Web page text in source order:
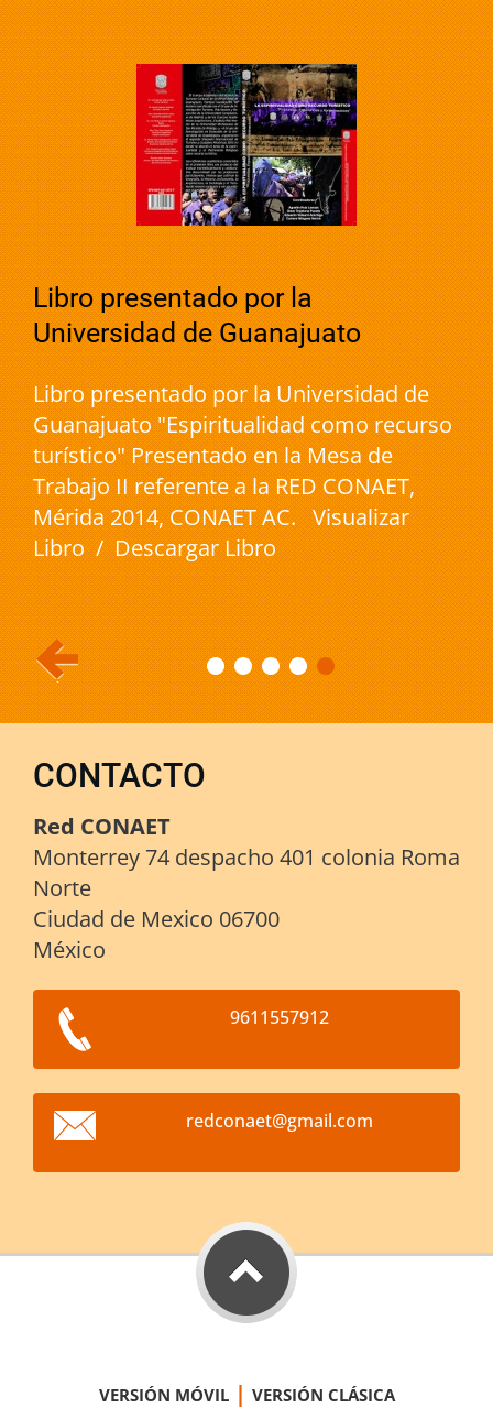
Libro presentado por la
Universidad de Guanajuato
Libro presentado por la Universidad de
Guanajuato "Espiritualidad como recurso
turístico" Presentado en la Mesa de
Trabajo II referente a la RED CONAET,
Mérida 2014, CONAET AC. Visualizar
Libro / Descargar Libro
CONTACTO
Red CONAET
Monterrey 74 despacho 401 colonia Roma
Norte
Ciudad de Mexico 06700
México
9611557912
redconaet@gmail.com
VERSIÓN MÓVIL | VERSIÓN CLÁSICA